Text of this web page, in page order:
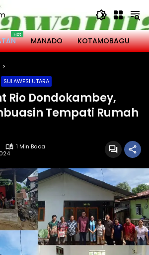
MANADO KOTAMOBAGU
SULAWESI UTARA
Rio Dondokambey,
Tempati Rumah
1 Min Baca